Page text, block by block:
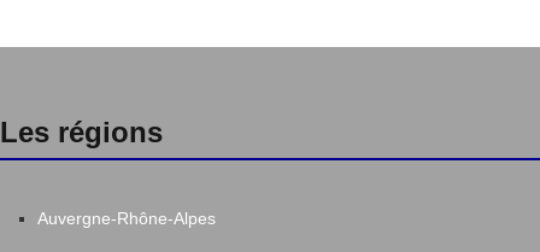
Les régions
Auvergne-Rhône-Alpes